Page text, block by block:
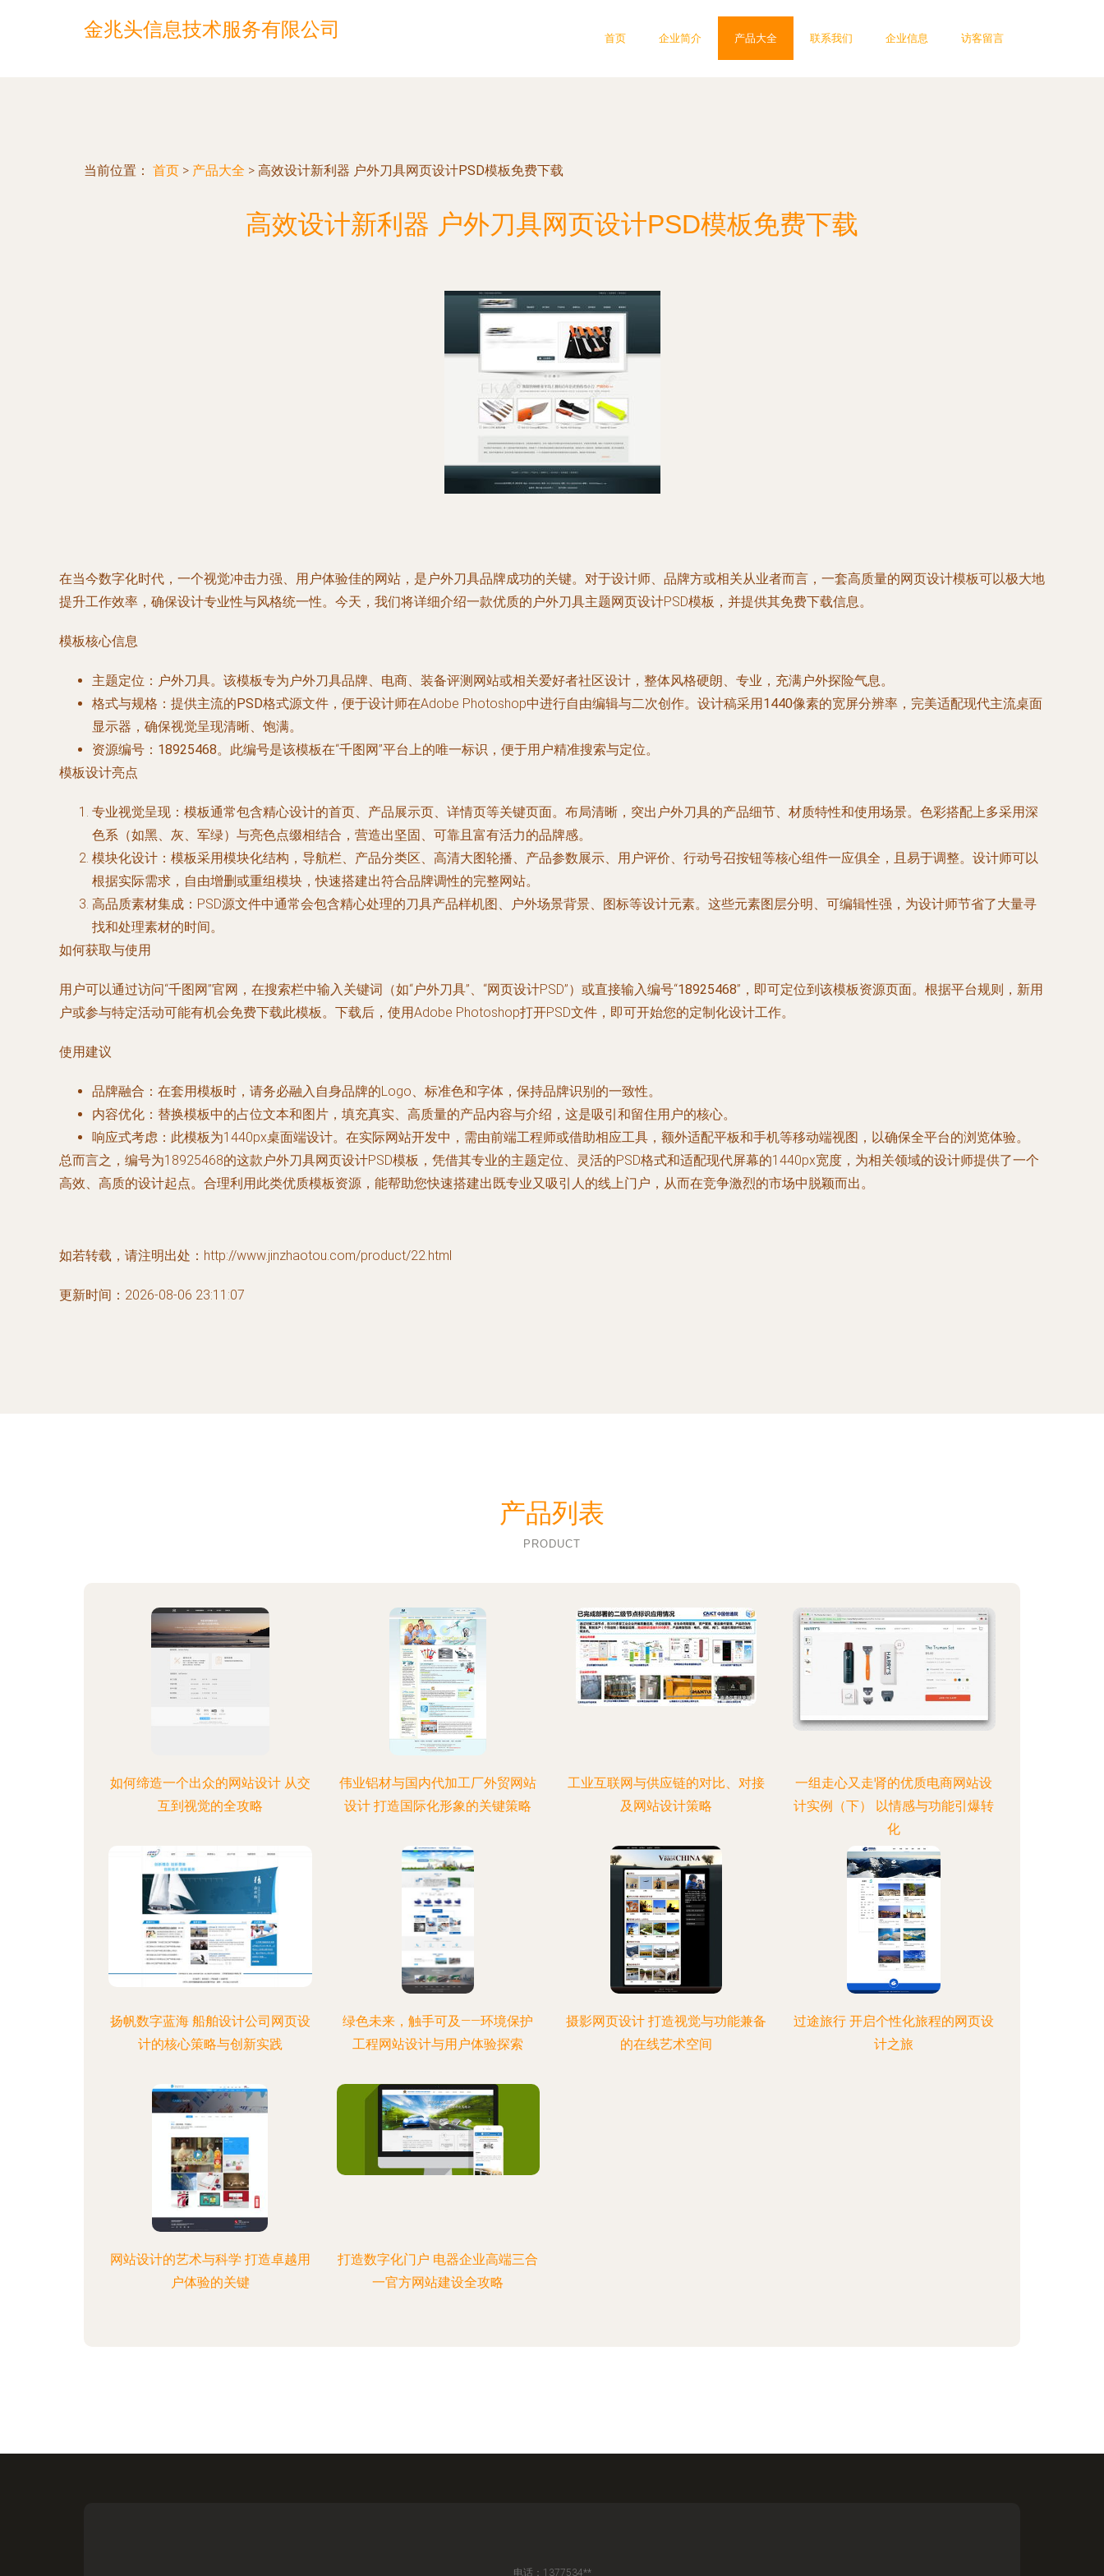
金兆头信息技术服务有限公司 首页 企业简介 产品大全 联系我们 企业信息 访客留言
当前位置： 首页 > 产品大全 > 高效设计新利器 户外刀具网页设计PSD模板免费下载
高效设计新利器 户外刀具网页设计PSD模板免费下载
在当今数字化时代，一个视觉冲击力强、用户体验佳的网站，是户外刀具品牌成功的关键。对于设计师、品牌方或相关从业者而言，一套高质量的网页设计模板可以极大地
提升工作效率，确保设计专业性与风格统一性。今天，我们将详细介绍一款优质的户外刀具主题网页设计PSD模板，并提供其免费下载信息。
模板核心信息
主题定位 ：户外刀具。该模板专为户外刀具品牌、电商、装备评测网站或相关爱好者社区设计，整体风格硬朗、专业，充满户外探险气息。
格式与规格 ：提供主流的PSD格式源文件，便于设计师在Adobe Photoshop中进行自由编辑与二次创作。设计稿采用1440像素的宽屏分辨率，完美适配现代主流桌面
显示器，确保视觉呈现清晰、饱满。
资源编号 ： 18925468。此编号是该模板在“千图网”平台上的唯一标识，便于用户精准搜索与定位。
模板设计亮点
专业视觉呈现 ：模板通常包含精心设计的首页、产品展示页、详情页等关键页面。布局清晰，突出户外刀具的产品细节、材质特性和使用场景。色彩搭配上多采用深
色系（如黑、灰、军绿）与亮色点缀相结合，营造出坚固、可靠且富有活力的品牌感。
模块化设计 ：模板采用模块化结构，导航栏、产品分类区、高清大图轮播、产品参数展示、用户评价、行动号召按钮等核心组件一应俱全，且易于调整。设计师可以
根据实际需求，自由增删或重组模块，快速搭建出符合品牌调性的完整网站。
高品质素材集成 ：PSD源文件中通常会包含精心处理的刀具产品样机图、户外场景背景、图标等设计元素。这些元素图层分明、可编辑性强，为设计师节省了大量寻
找和处理素材的时间。
如何获取与使用
用户可以通过访问“千图网”官网，在搜索栏中输入关键词（如“户外刀具”、“网页设计PSD”）或直接输入编号“18925468”，即可定位到该模板资源页面。根据平台规则，新用
户或参与特定活动可能有机会免费下载此模板。下载后，使用Adobe Photoshop打开PSD文件，即可开始您的定制化设计工作。
使用建议
品牌融合 ：在套用模板时，请务必融入自身品牌的Logo、标准色和字体，保持品牌识别的一致性。
内容优化 ：替换模板中的占位文本和图片，填充真实、高质量的产品内容与介绍，这是吸引和留住用户的核心。
响应式考虑 ：此模板为1440px桌面端设计。在实际网站开发中，需由前端工程师或借助相应工具，额外适配平板和手机等移动端视图，以确保全平台的浏览体验。
总而言之，编号为18925468的这款户外刀具网页设计PSD模板，凭借其专业的主题定位、灵活的PSD格式和适配现代屏幕的1440px宽度，为相关领域的设计师提供了一个
高效、高质的设计起点。合理利用此类优质模板资源，能帮助您快速搭建出既专业又吸引人的线上门户，从而在竞争激烈的市场中脱颖而出。
如若转载，请注明出处：http://www.jinzhaotou.com/product/22.html
更新时间：2026-08-06 23:11:07
产品列表
PRODUCT
如何缔造一个出众的网站设计 从交
互到视觉的全攻略
伟业铝材与国内代加工厂外贸网站
设计 打造国际化形象的关键策略
工业互联网与供应链的对比、对接
及网站设计策略
一组走心又走肾的优质电商网站设
计实例（下） 以情感与功能引爆转
化
扬帆数字蓝海 船舶设计公司网页设
计的核心策略与创新实践
绿色未来，触手可及——环境保护
工程网站设计与用户体验探索
摄影网页设计 打造视觉与功能兼备
的在线艺术空间
过途旅行 开启个性化旅程的网页设
计之旅
网站设计的艺术与科学 打造卓越用
户体验的关键
打造数字化门户 电器企业高端三合
一官方网站建设全攻略
电话：1377534**